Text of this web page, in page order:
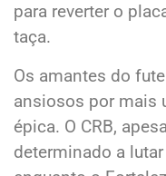
para reverter o
taça.
Os amantes do
ansiosos por mais
épica. O CRB,
determinado a